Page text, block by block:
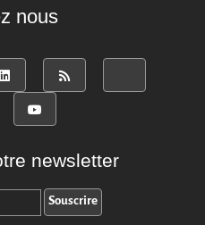
FAQ
Conseil consultatif
Kit de communication
Événements
nous
newsletter